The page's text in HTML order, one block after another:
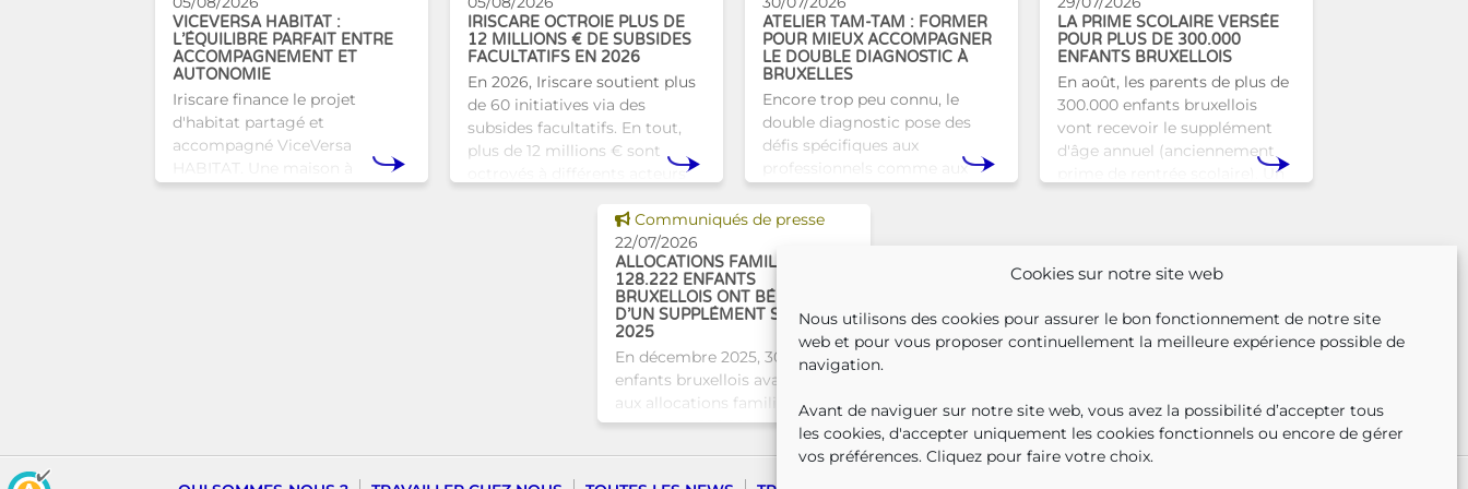
Cookies sur notre site web
Nous utilisons des cookies pour assurer le bon fonctionnement de notre site
web et pour vous proposer continuellement la meilleure expérience possible de
navigation.
Avant de naviguer sur notre site web, vous avez la possibilité d’accepter tous
les cookies, d'accepter uniquement les cookies fonctionnels ou encore de gérer
vos préférences. Cliquez pour faire votre choix.
VICEVERSA HABITAT :
L’ÉQUILIBRE PARFAIT ENTRE
ACCOMPAGNEMENT ET
AUTONOMIE
Iriscare finance le projet
d'habitat partagé et
accompagné ViceVersa
HABITAT. Une maison à
IRISCARE OCTROIE PLUS DE
12 MILLIONS € DE SUBSIDES
FACULTATIFS EN 2026
En 2026, Iriscare soutient plus
de 60 initiatives via des
subsides facultatifs. En tout,
plus de 12 millions € sont
ATELIER TAM-TAM : FORMER
POUR MIEUX ACCOMPAGNER
LE DOUBLE DIAGNOSTIC À
BRUXELLES
Encore trop peu connu, le
double diagnostic pose des
défis spécifiques aux
professionnels comme aux
Tam-Tam apporte une réponse
dest
LA PRIME SCOLAIRE VERSÉE
POUR PLUS DE 300.000
ENFANTS BRUXELLOIS
En août, les parents de plus de
300.000 enfants bruxellois
vont recevoir le supplément
d'âge annuel (anciennement
prime de rentrée scolaire). Un
Voir cette news
Communiqués de presse
22/07/2026
ALLOCATIONS FAMILIALES :
128.222 ENFANTS
BRUXELLOIS ONT BÉNÉFICIÉ
D’UN SUPPLÉMENT SOCIAL EN
2025
En décembre 2025, 304.966
enfants bruxellois avaient droit
aux allocations familiales.
Parmi eux, 128.222
bénéficiaient également d’un
supplément social en plus du